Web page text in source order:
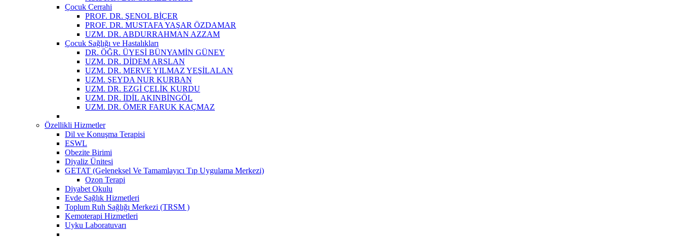
Çocuk Cerrahi
PROF. DR. ŞENOL BİÇER
PROF. DR. MUSTAFA YAŞAR ÖZDAMAR
UZM. DR. ABDURRAHMAN AZZAM
Çocuk Sağlığı ve Hastalıkları
DR. ÖĞR. ÜYESİ BÜNYAMİN GÜNEY
UZM. DR. DİDEM ARSLAN
UZM. DR. MERVE YILMAZ YEŞİLALAN
UZM. ŞEYDA NUR KURBAN
UZM. DR. EZGİ ÇELİK KURDU
UZM. DR. İDİL AKINBİNGÖL
UZM. DR. ÖMER FARUK KAÇMAZ
Özellikli Hizmetler
Dil ve Konuşma Terapisi
ESWL
Obezite Birimi
Diyaliz Ünitesi
GETAT (Geleneksel Ve Tamamlayıcı Tıp Uygulama Merkezi)
Ozon Terapi
Diyabet Okulu
Evde Sağlık Hizmetleri
Toplum Ruh Sağlığı Merkezi (TRSM )
Kemoterapi Hizmetleri
Uyku Laboratuvarı